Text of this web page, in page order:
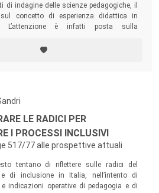
di indagine delle scienze pedagogiche, il
concetto di esperienza didattica in
L’attenzione è infatti posta sulla
con la scuola e con il territorio.
LE RADICI PER
I PROCESSI INCLUSIVI
517/77 alle prospettive attuali
tentano di riflettere sulle radici del
di inclusione in Italia, nell’intento di
indicazioni operative di pedagogia e di